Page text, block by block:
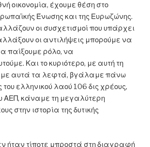
οικονομία, έχουμε θέση στο
Ένωσης και της Ευρωζώνης.
οι συσχετισμοί που υπάρχει
οι αντιλήψεις μπορούμε να
παίξουμε ρόλο, να
Και το κυριότερο, με αυτή τη
με αυτά τα λεφτά, βγάλαμε πάνω
ελληνικού λαού 106 δις χρέους,
ΑΕΠ, κάναμε τη μεγαλύτερη
στην ιστορία της δυτικής
ήταν τίποτε μπροστά στη διαγραφή